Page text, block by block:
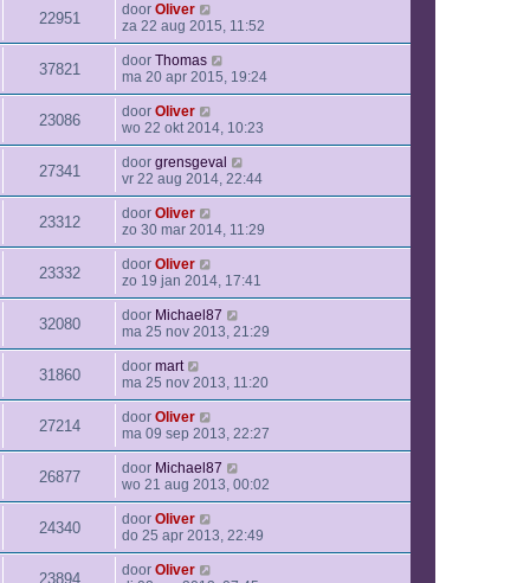
22951 door Oliver
za 22 aug 2015, 11:52
37821 door Thomas
ma 20 apr 2015, 19:24
23086 door Oliver
wo 22 okt 2014, 10:23
27341 door grensgeval
vr 22 aug 2014, 22:44
23312 door Oliver
zo 30 mar 2014, 11:29
23332 door Oliver
zo 19 jan 2014, 17:41
32080 door Michael87
ma 25 nov 2013, 21:29
31860 door mart
ma 25 nov 2013, 11:20
27214 door Oliver
ma 09 sep 2013, 22:27
26877 door Michael87
wo 21 aug 2013, 00:02
24340 door Oliver
do 25 apr 2013, 22:49
23894 door Oliver